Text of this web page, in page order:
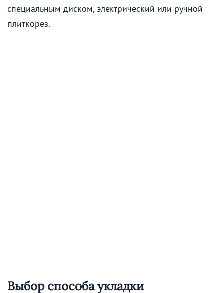
специальным диском, электрический или ручной
плиткорез.
Выбор способа укладки